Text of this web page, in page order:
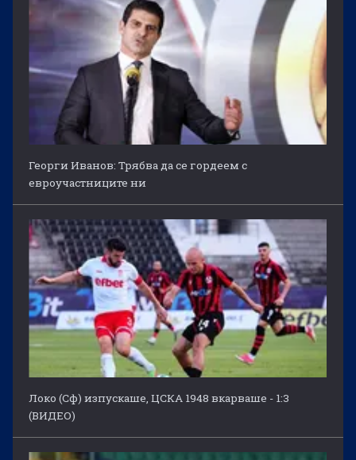
Георги Иванов: Трябва да се гордеем с
евроучастниците ни
Локо (Сф) изпускаше, ЦСКА 1948 вкарваше - 1:3
(ВИДЕО)